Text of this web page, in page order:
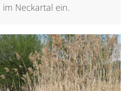
Neckartal ein.